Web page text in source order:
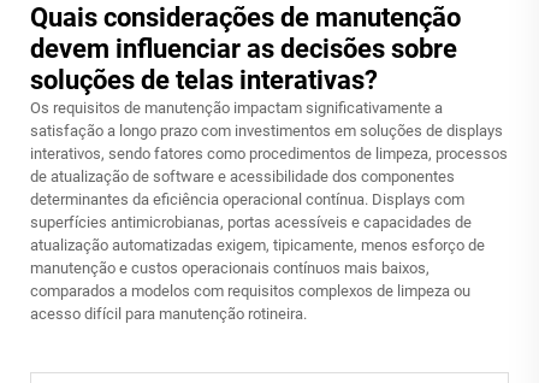
Quais considerações de manutenção
devem influenciar as decisões sobre
soluções de telas interativas?
Os requisitos de manutenção impactam significativamente a
satisfação a longo prazo com investimentos em soluções de displays
interativos, sendo fatores como procedimentos de limpeza, processos
de atualização de software e acessibilidade dos componentes
determinantes da eficiência operacional contínua. Displays com
superfícies antimicrobianas, portas acessíveis e capacidades de
atualização automatizadas exigem, tipicamente, menos esforço de
manutenção e custos operacionais contínuos mais baixos,
comparados a modelos com requisitos complexos de limpeza ou
acesso difícil para manutenção rotineira.